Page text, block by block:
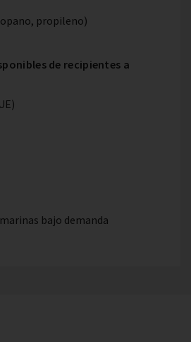
propileno)
de recipientes a
bajo demanda